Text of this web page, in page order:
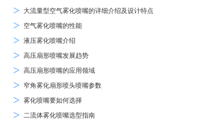
大流量型空气雾化喷嘴的详细介绍及设计特点
空气雾化喷嘴的性能
液压雾化喷嘴介绍
高压扇形喷嘴发展趋势
高压扇形喷嘴的应用领域
窄角雾化扇形喷头喷嘴参数
雾化喷嘴要如何选择
二流体雾化喷嘴选型指南